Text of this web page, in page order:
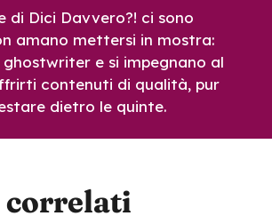
di Dici Davvero?! ci sono
amano mettersi in mostra:
e si impegnano al
contenuti di qualità, pur
dietro le quinte.